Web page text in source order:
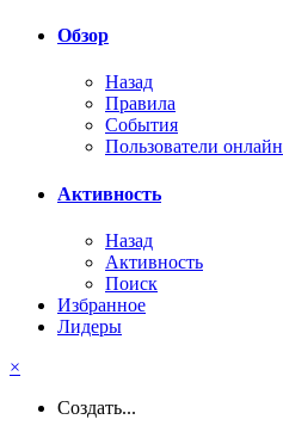
Обзор
Назад
Правила
События
Пользователи онлайн
Активность
Назад
Активность
Поиск
Избранное
Лидеры
×
Создать...